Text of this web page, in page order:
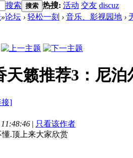
搜索 搜索 热搜: 活动 交友 discuz
»论坛 › 轻松一刻 › 音乐、影视园地 ›
天籁推荐3：尼泊
接]
| 只看该作者
.顶上来大家欣赏